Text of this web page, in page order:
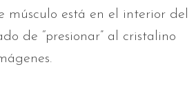
músculo está en el interior del
de “presionar” al cristalino